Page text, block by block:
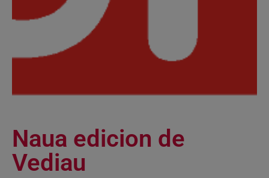
Naua edicion de
Vediau